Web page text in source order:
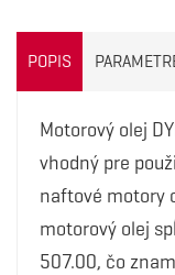
POPIS
Motorový olej
vhodný pre
naftové motory
motorový olej
507.00, čo